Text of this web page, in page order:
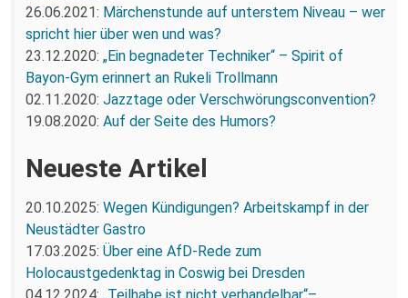
26.06.2021: Märchenstunde auf unterstem Niveau – wer
spricht hier über wen und was?
23.12.2020: „Ein begnadeter Techniker“ – Spirit of
Bayon-Gym erinnert an Rukeli Trollmann
02.11.2020: Jazztage oder Verschwörungsconvention?
19.08.2020: Auf der Seite des Humors?
Neueste Artikel
20.10.2025: Wegen Kündigungen? Arbeitskampf in der
Neustädter Gastro
17.03.2025: Über eine AfD-Rede zum
Holocaustgedenktag in Coswig bei Dresden